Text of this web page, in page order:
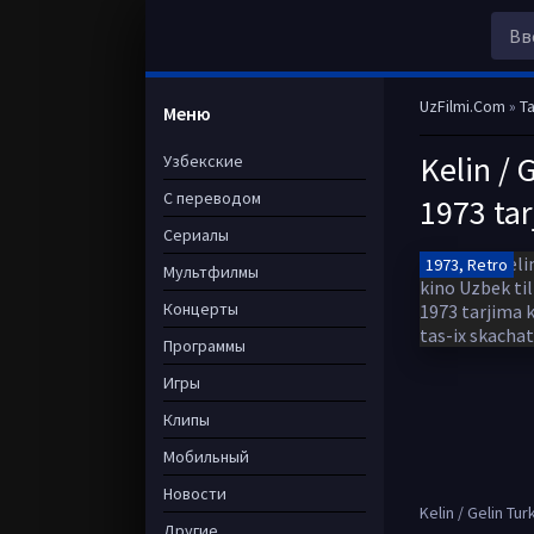
UzFilmi.Com »
Kelin /
1973
1973, Retro
Kelin / Gelin
Меню
Узбекские
С переводом
Сериалы
Мультфилмы
Концерты
Программы
Игры
Клипы
Мобильный
Новости